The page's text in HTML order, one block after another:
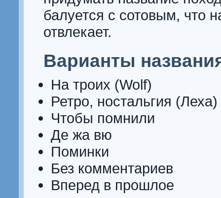
балуется с сотовым, что
отвлекает.
Варианты
На троих (Wolf)
Ретро, ностальгия (Леха)
Чтобы помнили
Де жа вю
Поминки
Без комментариев
Вперед в прошлое